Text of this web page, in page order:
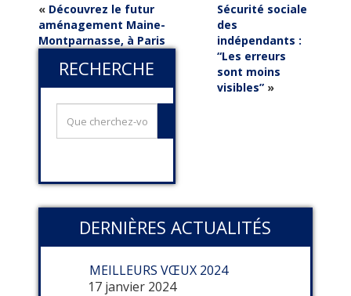
« Découvrez le futur
aménagement Maine-
Montparnasse, à Paris
Sécurité sociale
des
indépendants :
“Les erreurs
sont moins
visibles”»
RECHERCHE
DERNIÈRES ACTUALITÉS
MEILLEURS VŒUX 2024
17 janvier 2024